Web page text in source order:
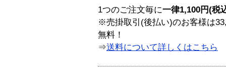
1つのご注文毎に一律1,100円(税
※売掛取引(後払い)のお客様は
無料！
⇒送料について詳しくはこちら